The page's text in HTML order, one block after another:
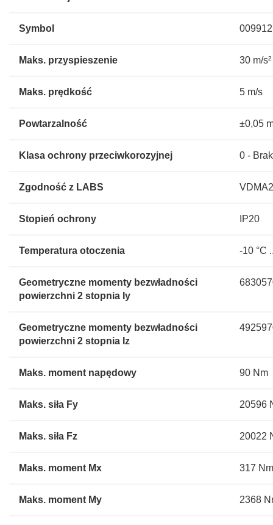
Symbol
Maks. przyspieszenie 30 m/s²
Maks. prędkość 5 m/s
Powtarzalność ±0,05
Klasa ochrony przeciwkorozyjnej 0 -
Zgodność z LABS
Stopień ochrony IP20
Temperatura otoczenia -10 °C
Geometryczne momenty bezwładności
powierzchni 2 stopnia Iy
Geometryczne momenty bezwładności
powierzchni 2 stopnia Iz
Maks. moment napędowy 90 Nm
Maks. siła Fy 20596
Maks. siła Fz 20022
Maks. moment Mx 317
Maks. moment My 2368